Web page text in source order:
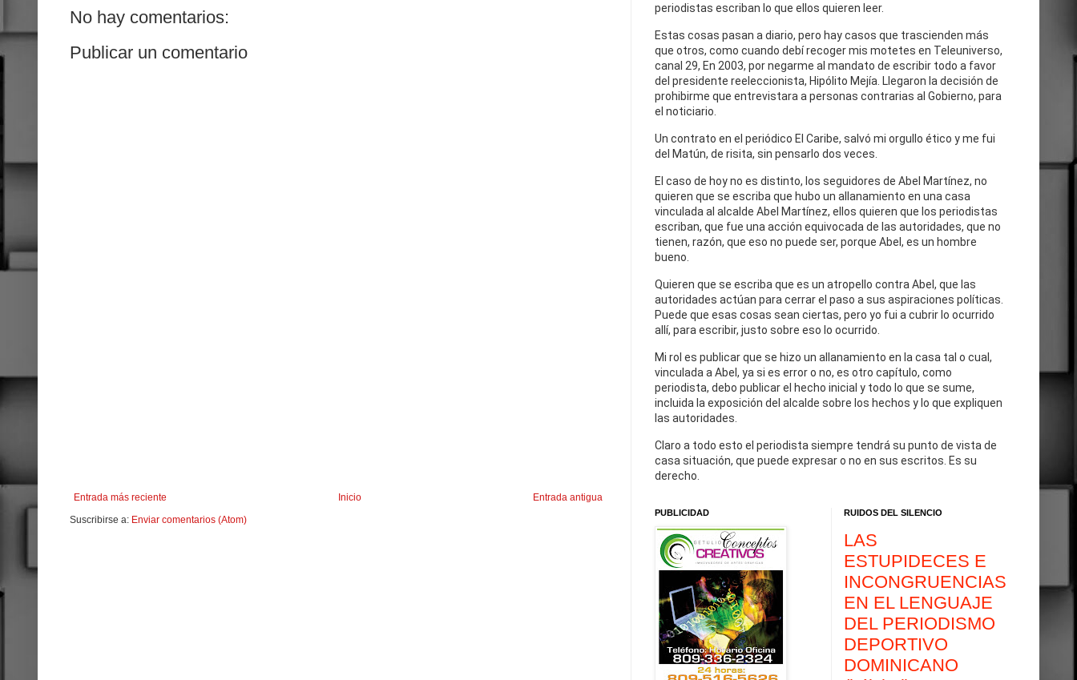
No hay comentarios:
Publicar un comentario
Entrada más reciente Entrada antigua
Inicio
Suscribirse a: Enviar comentarios (Atom)
periodistas escriban lo que ellos quieren leer.
Estas cosas pasan a diario, pero hay casos que trascienden más
que otros, como cuando debí recoger mis motetes en Teleuniverso,
canal 29, En 2003, por negarme al mandato de escribir todo a favor
del presidente reeleccionista, Hipólito Mejía. Llegaron la decisión de
prohibirme que entrevistara a personas contrarias al Gobierno, para
el noticiario.
Un contrato en el periódico El Caribe, salvó mi orgullo ético y me fui
del Matún, de risita, sin pensarlo dos veces.
El caso de hoy no es distinto, los seguidores de Abel Martínez, no
quieren que se escriba que hubo un allanamiento en una casa
vinculada al alcalde Abel Martínez, ellos quieren que los periodistas
escriban, que fue una acción equivocada de las autoridades, que no
tienen, razón, que eso no puede ser, porque Abel, es un hombre
bueno.
Quieren que se escriba que es un atropello contra Abel, que las
autoridades actúan para cerrar el paso a sus aspiraciones políticas.
Puede que esas cosas sean ciertas, pero yo fui a cubrir lo ocurrido
allí, para escribir, justo sobre eso lo ocurrido.
Mi rol es publicar que se hizo un allanamiento en la casa tal o cual,
vinculada a Abel, ya si es error o no, es otro capítulo, como
periodista, debo publicar el hecho inicial y todo lo que se sume,
incluida la exposición del alcalde sobre los hechos y lo que expliquen
las autoridades.
Claro a todo esto el periodista siempre tendrá su punto de vista de
casa situación, que puede expresar o no en sus escritos. Es su
derecho.
PUBLICIDAD RUIDOS DEL SILENCIO
LAS
ESTUPIDECES E
INCONGRUENCIAS
EN EL LENGUAJE
DEL PERIODISMO
DEPORTIVO
DOMINICANO